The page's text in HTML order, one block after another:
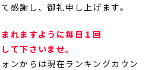
感謝し、御礼申し上げます。
れますように毎日１回
て下さいませ。
ンからは現在ランキングカウン